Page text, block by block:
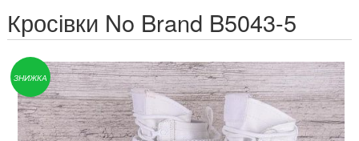
Кросівки No Brand B5043-5
ЗНИЖКА